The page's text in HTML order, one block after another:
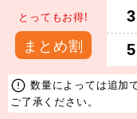
とってもお得!
まとめ割
3
5
数量によっては追加
ご了承ください。